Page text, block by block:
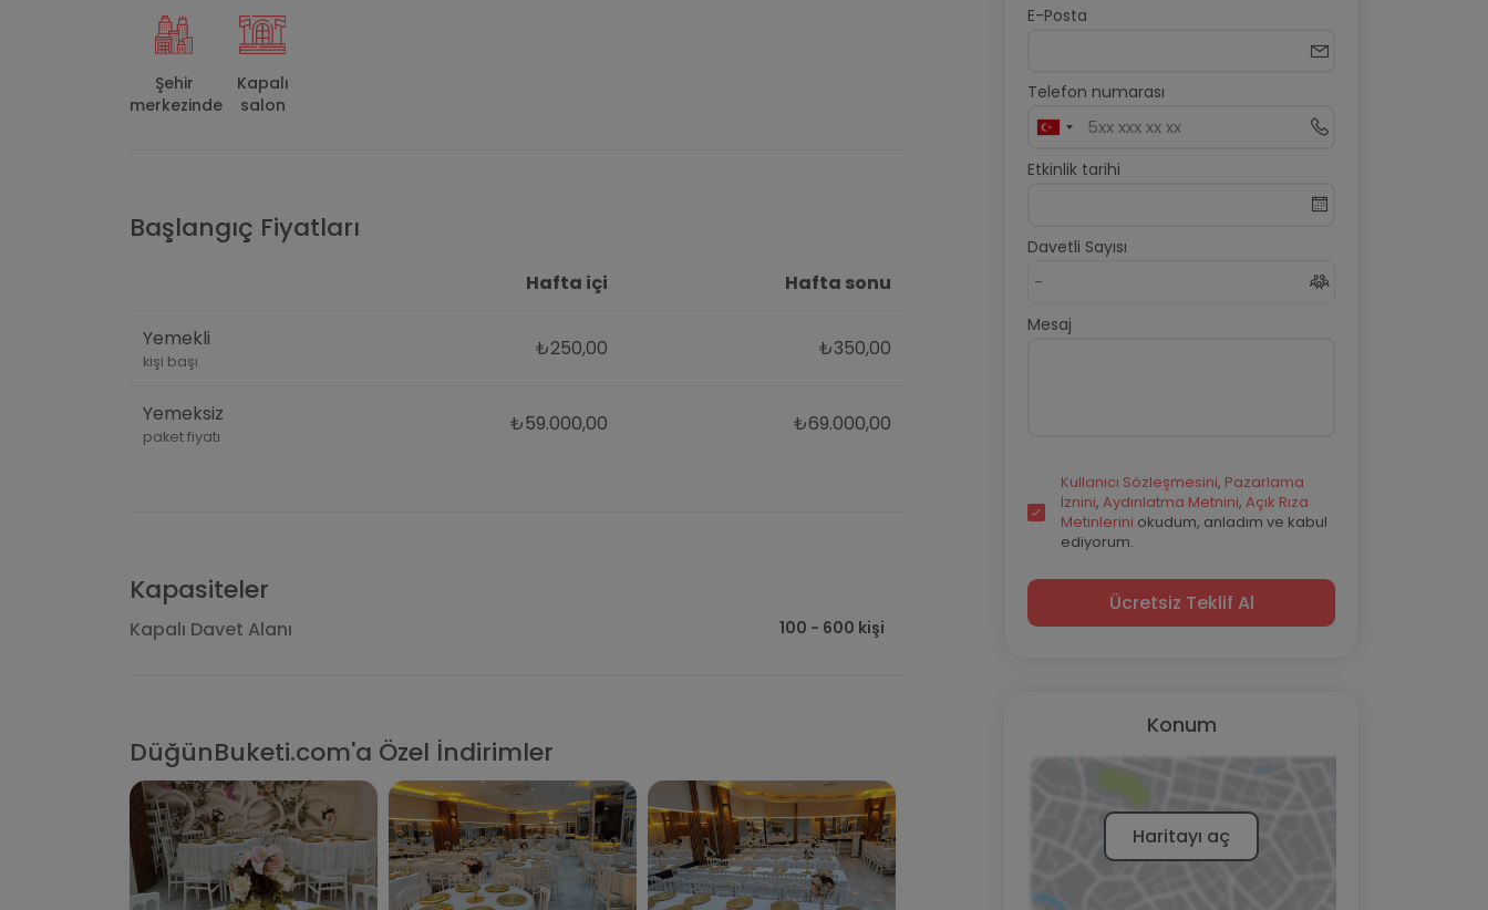
Şehir
merkezinde
Kapalı
salon
Başlangıç Fiyatları
Hafta içi Hafta sonu
Yemekli
kişi başı
₺250,00 ₺350,00
Yemeksiz
paket fiyatı
₺59.000,00 ₺69.000,00
Kapasiteler
Kapalı Davet Alanı 100 - 600 kişi
DüğünBuketi.com'a Özel İndirimler
E-Posta
Telefon numarası
Etkinlik tarihi
Davetli Sayısı
Mesaj
Kullanıcı Sözleşmesini, Pazarlama
İznini, Aydınlatma Metnini, Açık Rıza
Metinlerini okudum, anladım ve kabul
ediyorum.
Ücretsiz Teklif Al
Konum
Haritayı aç